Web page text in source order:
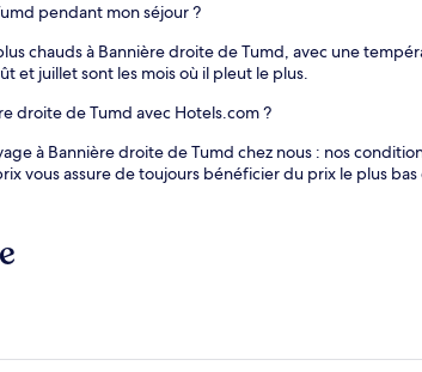
pendant mon séjour ?
chauds à Bannière droite de Tumd, avec une
et juillet sont les mois où il pleut le plus.
droite de Tumd avec Hotels.com ?
à Bannière droite de Tumd chez nous : nos
vous assure de toujours bénéficier du prix le plus